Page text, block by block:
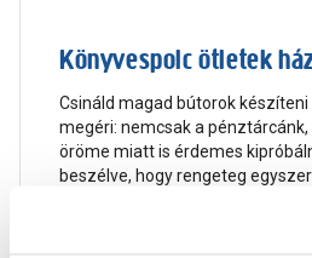
Könyvespolc ötletek
Csináld magad bútorok
megéri: nemcsak a
öröme miatt is érdemes
beszélve, hogy rengeteg
bútort lehet így összerakni.
kedvenc könyvespolcainkat, az